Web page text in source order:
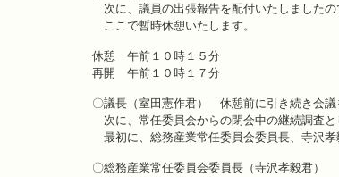
次に、議員の出張報告を配付いたしましたの
ここで暫時休憩いたします。
休憩 午前１０時１５分
再開 午前１０時１７分
〇議長（室田憲作君） 休憩前に引き続き会議
次に、常任委員会からの閉会中の継続調査と
最初に、総務産業常任委員会委員長、寺沢孝
〇総務産業常任委員会委員長（寺沢孝毅君）